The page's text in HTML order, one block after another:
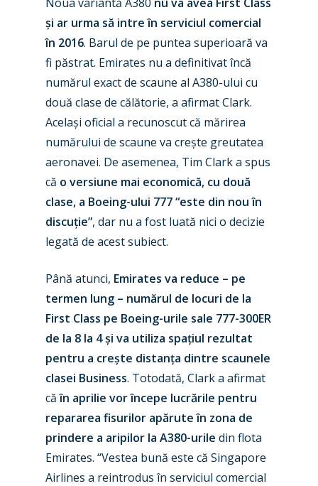
și ar urma să intre în serviciul comercial
în 2016. Barul de pe puntea superioară va
fi păstrat. Emirates nu a definitivat încă
numărul exact de scaune al A380-ului cu
două clase de călătorie, a afirmat Clark.
Același oficial a recunoscut că mărirea
numărului de scaune va crește greutatea
aeronavei. De asemenea, Tim Clark a spus
că o versiune mai economică, cu două
clase, a Boeing-ului 777 “este din nou în
discuție”, dar nu a fost luată nici o decizie
legată de acest subiect.
Până atunci, Emirates va reduce – pe
termen lung – numărul de locuri de la
First Class pe Boeing-urile sale 777-300ER
de la 8 la 4 și va utiliza spațiul rezultat
pentru a crește distanța dintre scaunele
clasei Business. Totodată, Clark a afirmat
căîn aprilie vor începe lucrările pentru
repararea fisurilor apărute în zona de
prindere a aripilor la A380-urile din flota
Emirates. “Vestea bună este că Singapore
Airlines a reintrodus în serviciul comercial
New Routes
Airshows
Dubai 2025
Farnborough 2024
Paris 2023
Farnborough 2022
Dubai 2019
Paris 2019
Business Jets
Military
Trip Reports
Marketplace
Jobs
Contact